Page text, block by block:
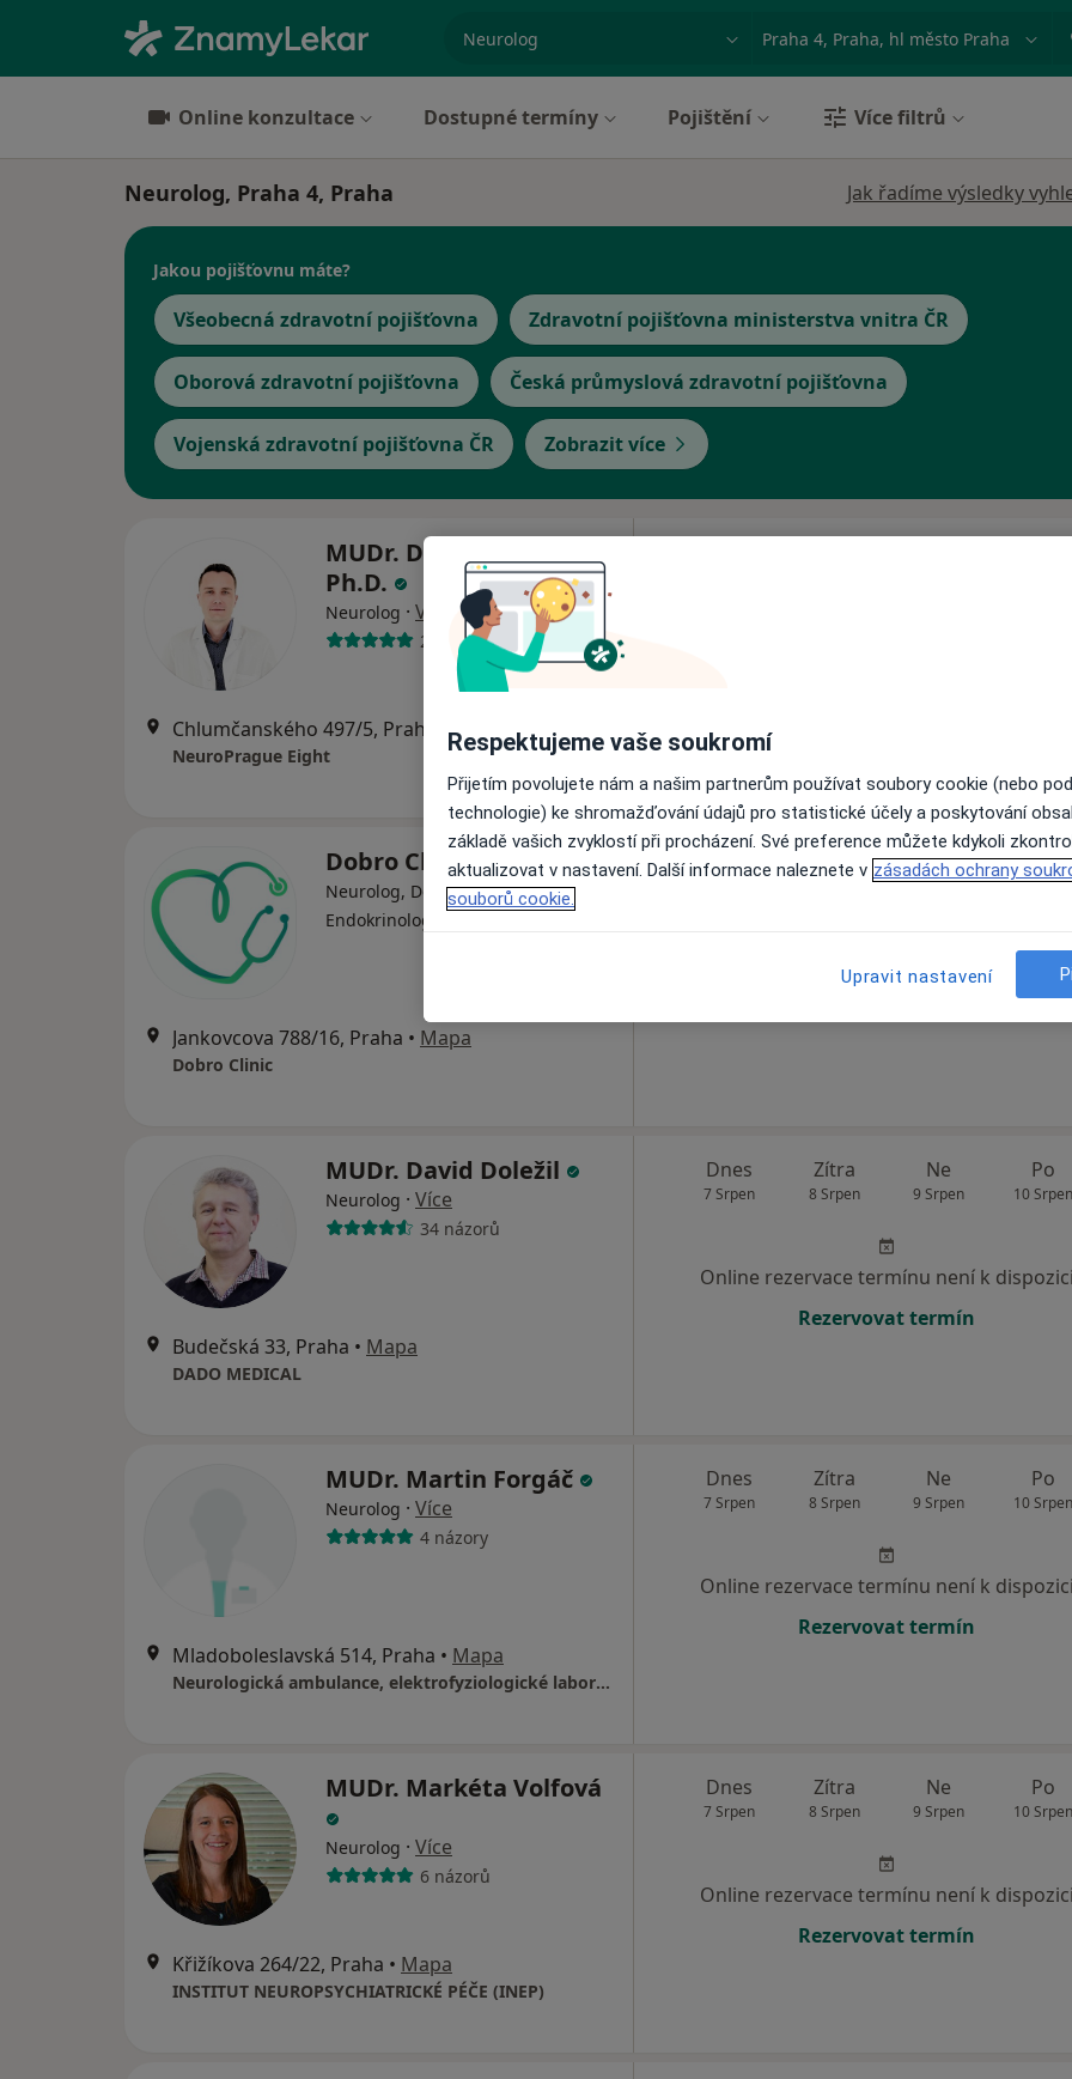
Město nebo region
Online konzultace Dostupné termíny Pojištění Více filtrů
Neurolog, Praha 4, Praha Jak řadíme výsledky
Jakou pojišťovnu máte?
Všeobecná zdravotní pojišťovna Zdravotní pojišťovna ministerstva vnitra ČR
Oborová zdravotní pojišťovna Česká průmyslová zdravotní pojišťovna
Vojenská zdravotní pojišťovna ČR Zobrazit více
MUDr. David Šilhán,
Ph.D.
Neurolog · Více
2 názory
Chlumčanského 497/5, Praha Mapa
NeuroPrague Eight
Dobro Clinic
Neurolog, Dermatolog,
Endokrinolog
Více
Jankovcova 788/16, Praha • Mapa
Dobro Clinic
Dnes Zítra Ne
9 Srpen
Po
10
Online rezervace termínu není k
MUDr. David Doležil
Neurolog · Více
34 názorů
Budečská 33, Praha • Mapa
DADO MEDICAL
Dnes
7 Srpen
Zítra
8 Srpen
Ne
9 Srpen
Po
10 Srpen
Online rezervace termínu není k dispozici
Rezervovat termín
MUDr. Martin Forgáč
Neurolog · Více
4 názory
Mladoboleslavská 514, Praha • Mapa
Neurologická ambulance, elektrofyziologické laboratoře ( EMG, EEG )
Dnes
7 Srpen
Zítra
8 Srpen
Ne
9 Srpen
Po
10 Srpen
Online rezervace termínu není k dispozici
Rezervovat termín
MUDr. Markéta Volfová
Neurolog · Více
6 názorů
Křižíkova 264/22, Praha • Mapa
INSTITUT NEUROPSYCHIATRICKÉ PÉČE (INEP)
Dnes
7 Srpen
Zítra
8 Srpen
Ne
9 Srpen
Po
10 Srpen
Online rezervace termínu není k dispozici
Rezervovat termín
Respektujeme vaše soukromí
Přijetím povolujete nám a našim partnerům používat soubory cookie (nebo
technologie) ke shromažďování údajů pro statistické účely a poskytování
základě vašich zvyklostí při procházení. Své preference můžete kdykoli
aktualizovat v nastavení. Další informace naleznete v zásadách ochrany
souborů cookie.
Upravit nastavení